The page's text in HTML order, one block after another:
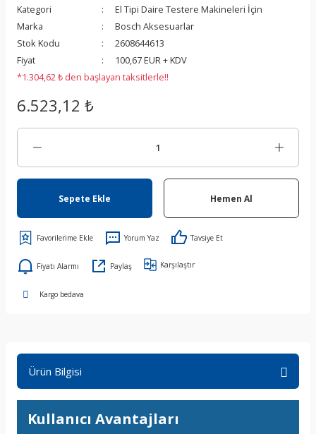
Kategori
El Tipi Daire Testere Makineleri İçin
Marka
Bosch Aksesuarlar
Stok Kodu
2608644613
Fiyat
100,67 EUR + KDV
*1.304,62 ₺ den başlayan taksitlerle!!
6.523,12 ₺
Sepete Ekle Hemen Al
Yorum Yaz Tavsiye Et
Fiyatı Alarmı Paylaş Karşılaştır
Kargo bedava
Ürün Bilgisi
Kullanıcı Avantajları